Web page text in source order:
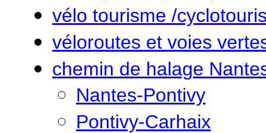
vélo tourisme /
véloroutes et voies
chemin de halage
Nantes-Pontivy
Pontivy-Carhaix